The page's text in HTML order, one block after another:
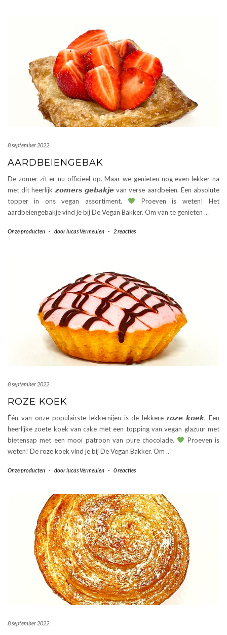
8 september 2022
AARDBEIENGEBAK
De zomer zit er nu officieel op. Maar we genieten nog even lekker na
met dit heerlijk 𝙯𝙤𝙢𝙚𝙧𝙨 𝙜𝙚𝙗𝙖𝙠𝙟𝙚 van verse aardbeien. Een absolute
topper in ons vegan assortiment.
Proeven is weten! Het
aardbeiengebakje vind je bij De Vegan Bakker. Om van te genieten …
Onze producten - doorlucas Vermeulen - 2 reacties
8 september 2022
ROZE KOEK
Één van onze populairste lekkernijen is de lekkere 𝙧𝙤𝙯𝙚 𝙠𝙤𝙚𝙠. Een
heerlijke zoete koek van cake met een topping van vegan glazuur met
bietensap met een mooi patroon van pure chocolade.
Proeven is
weten! De roze koek vind je bij De Vegan Bakker. Om …
Onze producten - doorlucas Vermeulen - 0 reacties
8 september 2022